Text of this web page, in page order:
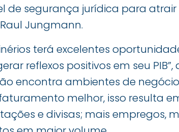
de segurança jurídica para atrair
Jungmann.
terá excelentes
reflexos positivos em seu PIB”,
encontra ambientes de
melhor, isso resulta
e divisas; mais empregos,